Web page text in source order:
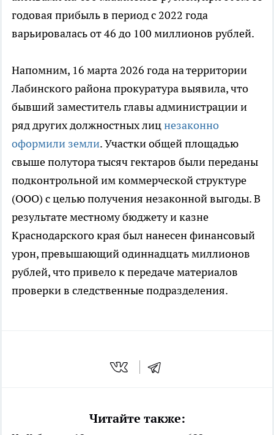
годовая прибыль в период с 2022 года
варьировалась от 46 до 100 миллионов рублей.
Напомним, 16 марта 2026 года на территории
Лабинского района прокуратура выявила, что
бывший заместитель главы администрации и
ряд других должностных лицнезаконно
оформили земли. Участки общей площадью
свыше полутора тысяч гектаров были переданы
подконтрольной им коммерческой структуре
(ООО) с целью получения незаконной выгоды. В
результате местному бюджету и казне
Краснодарского края был нанесен финансовый
урон, превышающий одиннадцать миллионов
рублей, что привело к передаче материалов
проверки в следственные подразделения.
Читайте также: